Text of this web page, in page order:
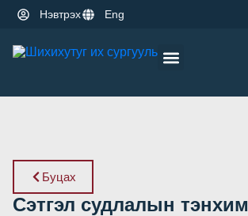
Нэвтрэх Eng
Буцах
Сэтгэл судлалын тэнхим